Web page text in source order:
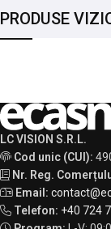
PRODUSE
LC VISION S.R.L.
Cod unic (CUI):
Nr. Reg.
Email:
Telefon: +40 724